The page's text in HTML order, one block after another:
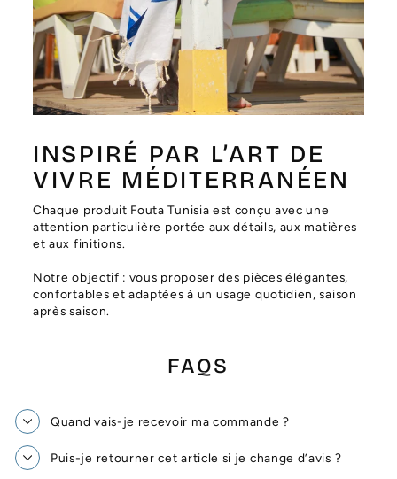
INSPIRÉ PAR L’ART DE
VIVRE MÉDITERRANÉEN
Chaque produit Fouta Tunisia est conçu avec une
attention particulière portée aux détails, aux matières
et aux finitions.
Notre objectif : vous proposer des pièces élégantes,
confortables et adaptées à un usage quotidien, saison
après saison.
FAQS
Quand vais-je recevoir ma commande ?
Puis-je retourner cet article si je change d’avis ?